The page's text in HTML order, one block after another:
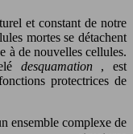
et constant de notre
mortes se détachent
à de nouvelles cellules.
desquamation , est
protectrices de
ensemble complexe de